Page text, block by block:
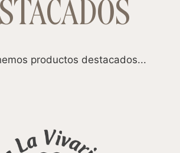
productos destacados...